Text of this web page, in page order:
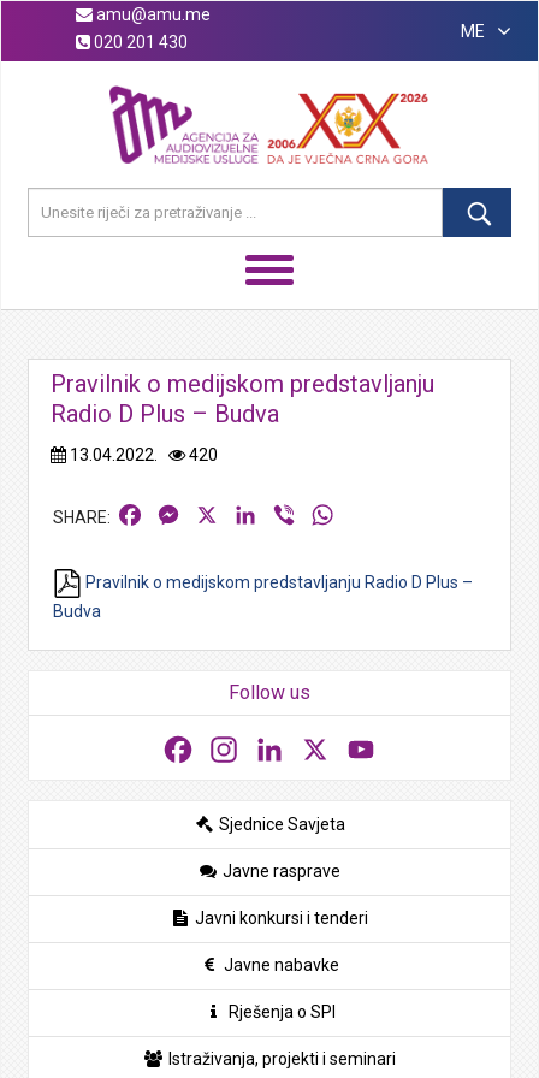
amu@amu.me
020 201 430
ME
Pravilnik o medijskom predstavljanju
Radio D Plus – Budva
13.04.2022. 420
FacebookMessengerLinkedIn
Viber
Pravilnik o medijskom predstavljanju Radio D Plus –
Budva
Follow us
FacebookInstagramLinkedIn
Sjednice Savjeta
Javne rasprave
Javni konkursi i tenderi
Javne nabavke
Rješenja o SPI
Istraživanja, projekti i seminari